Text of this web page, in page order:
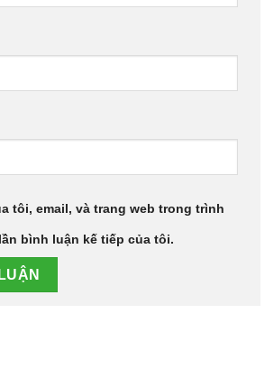
tôi, email, và trang web trong trình
bình luận kế tiếp của tôi.